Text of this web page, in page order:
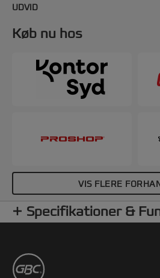
UDVID
Køb nu hos
VIS FLERE
Specifikationer &